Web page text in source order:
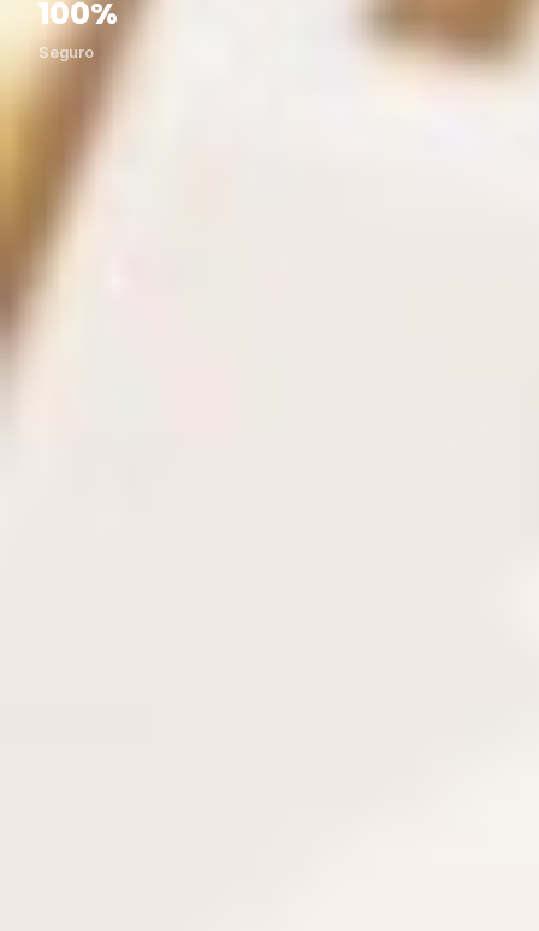
100%
Seguro